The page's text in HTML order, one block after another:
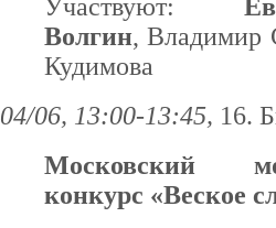
Участвуют:
Волгин, Владимир
Кудимова
04/06, 13:00-13:45, 16.
Московский
конкурс «Веское